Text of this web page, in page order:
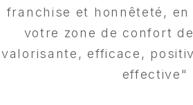
franchise et honnêteté,
votre zone de confort
valorisante, efficace,
effective"